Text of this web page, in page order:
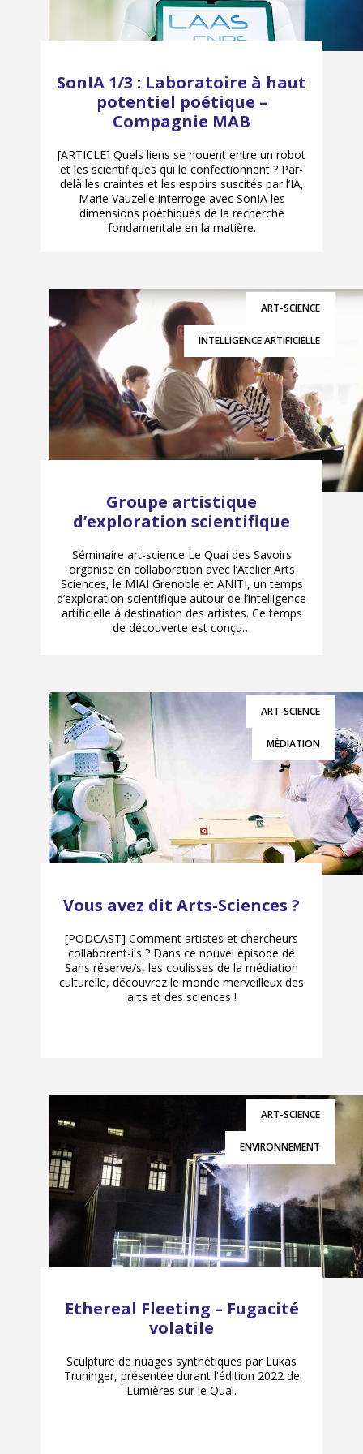
SonIA 1/3 : Laboratoire à haut
potentiel poétique –
Compagnie MAB
[ARTICLE] Quels liens se nouent entre un robot
et les scientifiques qui le confectionnent ? Par-
delà les craintes et les espoirs suscités par l’IA,
Marie Vauzelle interroge avec SonIA les
dimensions poéthiques de la recherche
fondamentale en la matière.
ART-SCIENCE
INTELLIGENCE ARTIFICIELLE
Groupe artistique
d’exploration scientifique
Séminaire art-science Le Quai des Savoirs
organise en collaboration avec l’Atelier Arts
Sciences, le MIAI Grenoble et ANITI, un temps
d’exploration scientifique autour de l’intelligence
artificielle à destination des artistes. Ce temps
de découverte est conçu…
ART-SCIENCE
MÉDIATION
Vous avez dit Arts-Sciences ?
[PODCAST] Comment artistes et chercheurs
collaborent-ils ? Dans ce nouvel épisode de
Sans réserve/s, les coulisses de la médiation
culturelle, découvrez le monde merveilleux des
arts et des sciences !
ART-SCIENCE
ENVIRONNEMENT
Ethereal Fleeting – Fugacité
volatile
Sculpture de nuages synthétiques par Lukas
Truninger, présentée durant l'édition 2022 de
Lumières sur le Quai.